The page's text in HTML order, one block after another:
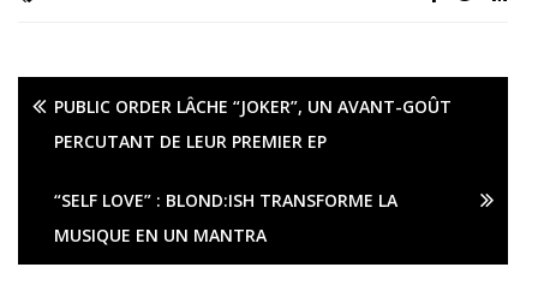
PUBLIC ORDER LÂCHE “JOKER”, UN AVANT-GOÛT
PERCUTANT DE LEUR PREMIER EP
“SELF LOVE” : BLOND:ISH TRANSFORME LA
MUSIQUE EN UN MANTRA